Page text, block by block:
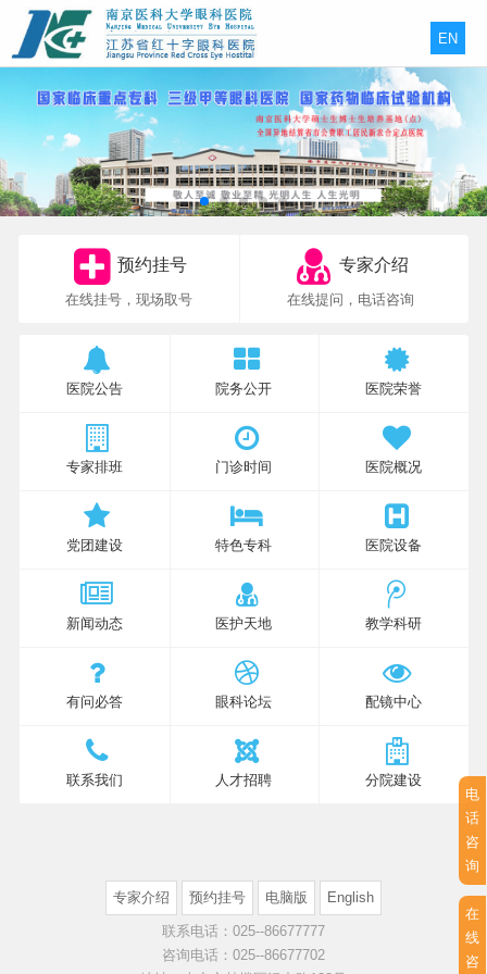
EN
预约挂号
在线挂号，现场取号
专家介绍
在线提问，电话咨询
医院公告 院务公开 医院荣誉
专家排班 门诊时间 医院概况
党团建设 特色专科 医院设备
新闻动态 医护天地 教学科研
有问必答 眼科论坛 配镜中心
联系我们 人才招聘 分院建设
专家介绍 预约挂号 电脑版 English
联系电话：025--86677777
咨询电话：025--86677702
电
话
咨
询
在
线
咨